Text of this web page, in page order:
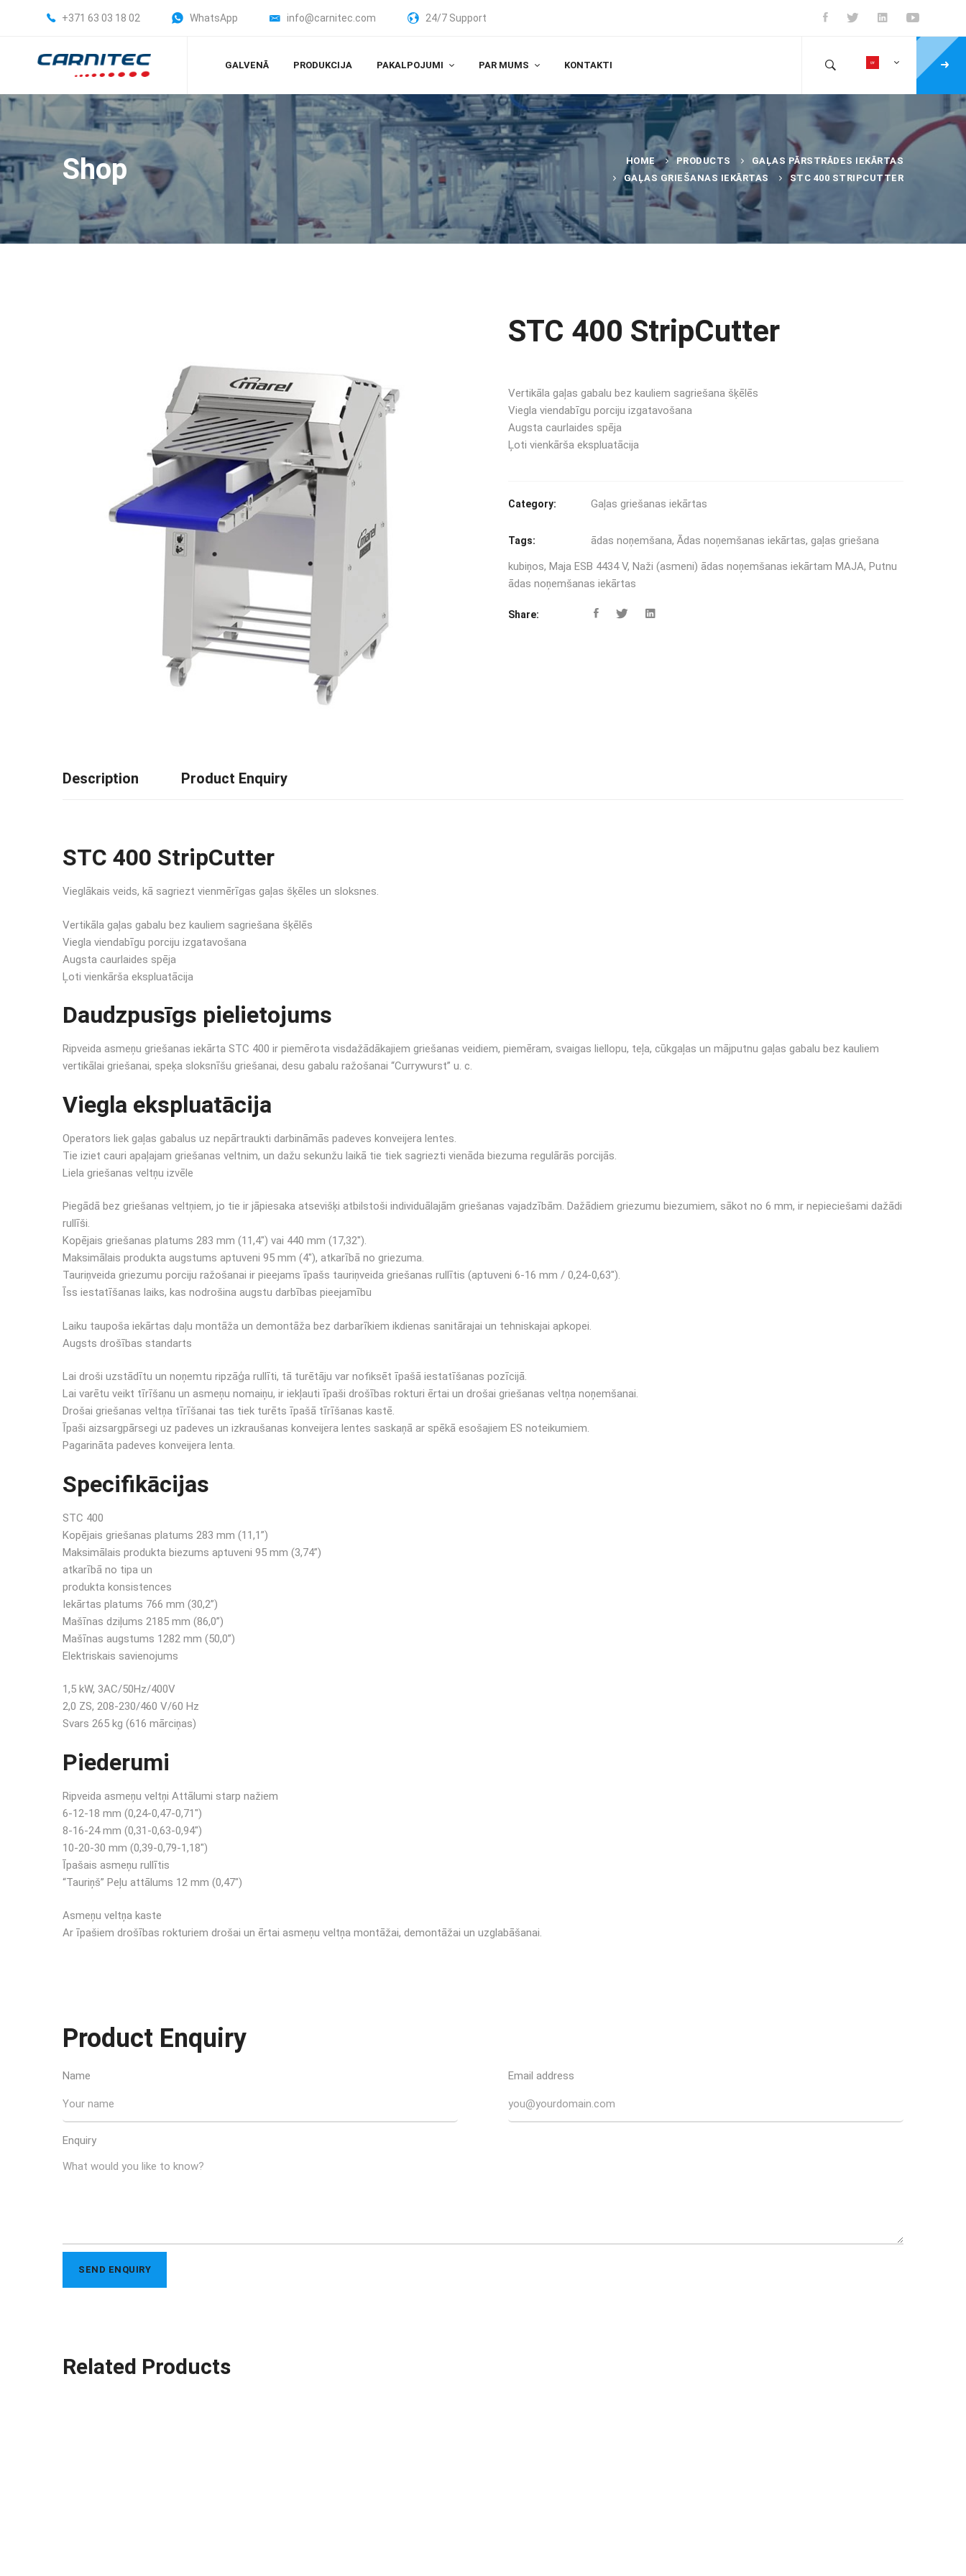
+371 63 03 18 02 WhatsApp info@carnitec.com 24/7 Support
GALVENĀ PRODUKCIJA PAKALPOJUMI PAR MUMS KONTAKTI
Shop HOME PRODUCTS
GAĻAS PĀRSTRĀDES IEKĀRTAS
GAĻAS GRIEŠANAS IEKĀRTAS
STC 400 STRIPCUTTER
STC 400 StripCutter
Vertikāla gaļas gabalu bez kauliem sagriešana šķēlēs
Viegla viendabīgu porciju izgatavošana
Augsta caurlaides spēja
Ļoti vienkārša ekspluatācija
Category: Gaļas griešanas iekārtas
Tags: ādas noņemšana, Ādas noņemšanas iekārtas, gaļas griešana
kubiņos, Maja ESB 4434 V, Naži (asmeni) ādas noņemšanas iekārtam MAJA, Putnu
ādas noņemšanas iekārtas
Share:
Description Product Enquiry
STC 400 StripCutter
Vieglākais veids, kā sagriezt vienmērīgas gaļas šķēles un sloksnes.
Vertikāla gaļas gabalu bez kauliem sagriešana šķēlēs
Viegla viendabīgu porciju izgatavošana
Augsta caurlaides spēja
Ļoti vienkārša ekspluatācija
Daudzpusīgs pielietojums
Ripveida asmeņu griešanas iekārta STC 400 ir piemērota visdažādākajiem griešanas veidiem, piemēram, svaigas liellopu, teļa, cūkgaļas un mājputnu gaļas gabalu bez kauliem
vertikālai griešanai, speķa sloksnīšu griešanai, desu gabalu ražošanai “Currywurst” u. c.
Viegla ekspluatācija
Operators liek gaļas gabalus uz nepārtraukti darbināmās padeves konveijera lentes.
Tie iziet cauri apaļajam griešanas veltnim, un dažu sekunžu laikā tie tiek sagriezti vienāda biezuma regulārās porcijās.
Liela griešanas veltņu izvēle
Piegādā bez griešanas veltņiem, jo tie ir jāpiesaka atsevišķi atbilstoši individuālajām griešanas vajadzībām. Dažādiem griezumu biezumiem, sākot no 6 mm, ir nepieciešami dažādi
rullīši.
Kopējais griešanas platums 283 mm (11,4″) vai 440 mm (17,32″).
Maksimālais produkta augstums aptuveni 95 mm (4″), atkarībā no griezuma.
Tauriņveida griezumu porciju ražošanai ir pieejams īpašs tauriņveida griešanas rullītis (aptuveni 6-16 mm / 0,24-0,63″).
Īss iestatīšanas laiks, kas nodrošina augstu darbības pieejamību
Laiku taupoša iekārtas daļu montāža un demontāža bez darbarīkiem ikdienas sanitārajai un tehniskajai apkopei.
Augsts drošības standarts
Lai droši uzstādītu un noņemtu ripzāģa rullīti, tā turētāju var nofiksēt īpašā iestatīšanas pozīcijā.
Lai varētu veikt tīrīšanu un asmeņu nomaiņu, ir iekļauti īpaši drošības rokturi ērtai un drošai griešanas veltņa noņemšanai.
Drošai griešanas veltņa tīrīšanai tas tiek turēts īpašā tīrīšanas kastē.
Īpaši aizsargpārsegi uz padeves un izkraušanas konveijera lentes saskaņā ar spēkā esošajiem ES noteikumiem.
Pagarināta padeves konveijera lenta.
Specifikācijas
STC 400
Kopējais griešanas platums 283 mm (11,1”)
Maksimālais produkta biezums aptuveni 95 mm (3,74”)
atkarībā no tipa un
produkta konsistences
Iekārtas platums 766 mm (30,2”)
Mašīnas dziļums 2185 mm (86,0”)
Mašīnas augstums 1282 mm (50,0”)
Elektriskais savienojums
1,5 kW, 3AC/50Hz/400V
2,0 ZS, 208-230/460 V/60 Hz
Svars 265 kg (616 mārciņas)
Piederumi
Ripveida asmeņu veltņi Attālumi starp nažiem
6-12-18 mm (0,24-0,47-0,71″)
8-16-24 mm (0,31-0,63-0,94″)
10-20-30 mm (0,39-0,79-1,18″)
Īpašais asmeņu rullītis
“Tauriņš” Peļu attālums 12 mm (0,47″)
Asmeņu veltņa kaste
Ar īpašiem drošības rokturiem drošai un ērtai asmeņu veltņa montāžai, demontāžai un uzglabāšanai.
Product Enquiry
Name Email address
Enquiry
Related Products